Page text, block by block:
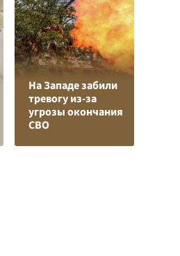
На Западе забили
тревогу из-за
угрозы окончания
СВО